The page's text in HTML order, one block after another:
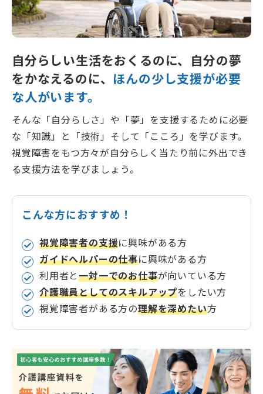
お問い合わせ
0120-961-190
9:00〜18:00（年末年始を除く）
自分らしい生活をおくるのに、自分の夢
をかなえるのに、 ほんの少し支援が必要
な人がいます。
そんな「自分らしさ」や「夢」を支援するために必要
な「知識」と「技術」そして「こころ」を学びます。
視覚障害をもつ方々が自分らしく当たり前に外出でき
る支援方法を学びましょう。
こんな方におすすめ！
視覚障害者の支援に興味がある方
ガイドヘルパーの仕事に興味がある方
利用者と一対一でのお仕事が向いている方
介護職員としてのスキルアップをしたい方
視覚障害者がある方の理解を深めたい方